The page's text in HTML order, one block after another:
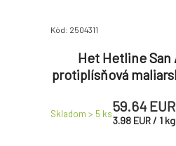
Kód: 2504311
Het Hetline San
protiplísňová
Skladom > 5 ks59.64 EUR
3.98 EUR/ 1 kg